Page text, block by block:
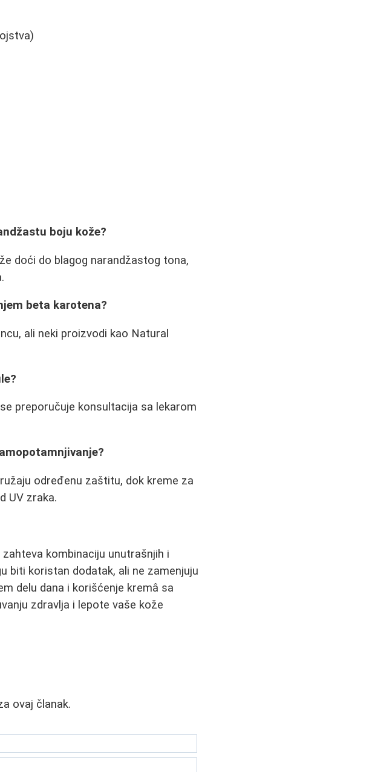
boju kože?
doći do blagog narandžastog tona,
beta karotena?
ali neki proizvodi kao Natural
preporučuje konsultacija sa lekarom
određenu zaštitu, dok kreme za
UV zraka.
kombinaciju unutrašnjih i
biti koristan dodatak, ali ne zamenjuju
delu dana i korišćenje kremâ sa
zdravlja i lepote vaše kože
ovaj članak.